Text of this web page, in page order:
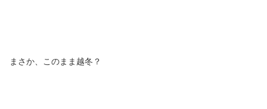
まさか、このまま越冬？